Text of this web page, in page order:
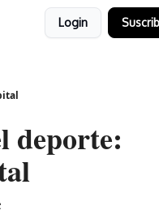
Login
deporte: